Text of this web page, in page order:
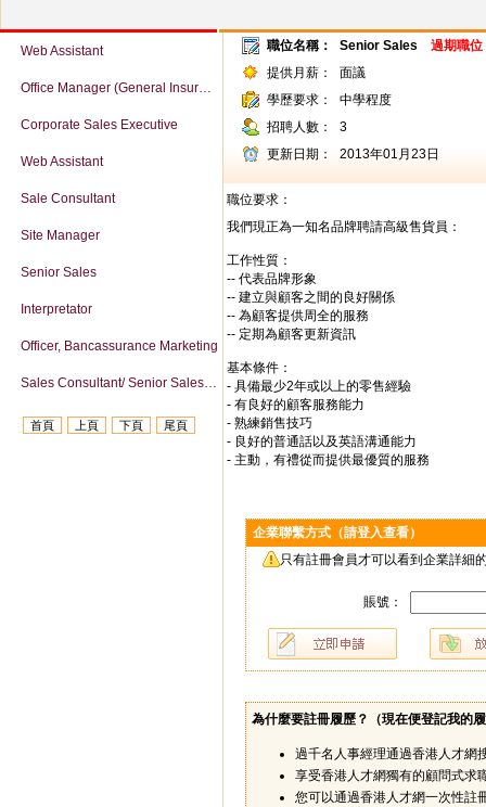
Web Assistant
Office Manager (General Insurance Company)
Corporate Sales Executive
Web Assistant
Sale Consultant
Site Manager
Senior Sales
Interpretator
Officer, Bancassurance Marketing
Sales Consultant/ Senior Sales Consultant
首頁 上頁 下頁 尾頁
職位名稱： Senior Sales
過期職位
提供月薪：
面議
學歷要求：
中學程度
招聘人數：
3
更新日期：
2013年01月23日
職位要求：
我們現正為一知名品牌聘請高級售貨員：
工作性質：
-- 代表品牌形象
-- 建立與顧客之間的良好關係
-- 為顧客提供周全的服務
-- 定期為顧客更新資訊
基本條件：
- 具備最少2年或以上的零售經驗
- 有良好的顧客服務能力
- 熟練銷售技巧
- 良好的普通話以及英語溝通能力
- 主動，有禮從而提供最優質的服務
企業聯繫方式（請登入查看）
只有註冊會員才可以看到企業詳細
賬號：
為什麼要註冊履歷？（現在便登記我的
過千名人事經理通過香港人才網
享受香港人才網獨有的顧問式求
您可以通過香港人才網一次性註